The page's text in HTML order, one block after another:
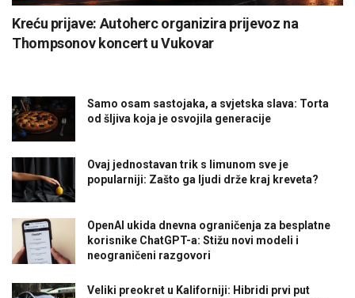
Kreću prijave: Autoherc organizira prijevoz na
Thompsonov koncert u Vukovar
Samo osam sastojaka, a svjetska slava: Torta
od šljiva koja je osvojila generacije
Ovaj jednostavan trik s limunom sve je
popularniji: Zašto ga ljudi drže kraj kreveta?
OpenAI ukida dnevna ograničenja za besplatne
korisnike ChatGPT-a: Stižu novi modeli i
neograničeni razgovori
Veliki preokret u Kaliforniji: Hibridi prvi put